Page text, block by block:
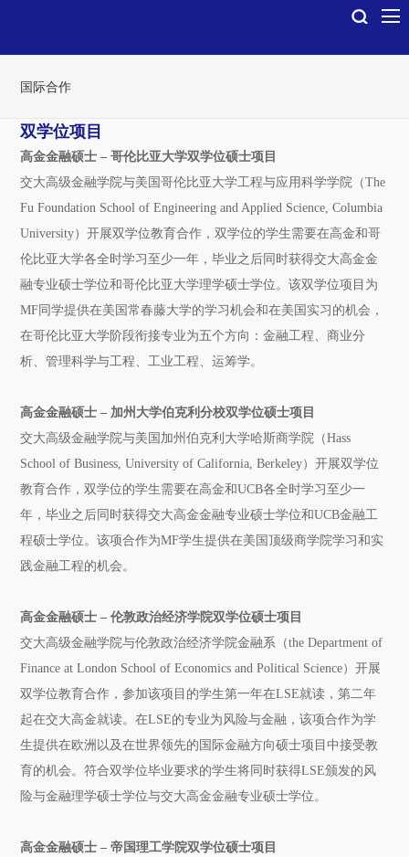
国际合作
双学位项目
高金金融硕士 ‒ 哥伦比亚大学双学位硕士项目
交大高级金融学院与美国哥伦比亚大学工程与应用科学学院（The
Fu Foundation School of Engineering and Applied Science, Columbia
University）开展双学位教育合作，双学位的学生需要在高金和哥
伦比亚大学各全时学习至少一年，毕业之后同时获得交大高金金
融专业硕士学位和哥伦比亚大学理学硕士学位。该双学位项目为
MF同学提供在美国常春藤大学的学习机会和在美国实习的机会，
在哥伦比亚大学阶段衔接专业为五个方向：金融工程、商业分
析、管理科学与工程、工业工程、运筹学。
高金金融硕士 ‒ 加州大学伯克利分校双学位硕士项目
交大高级金融学院与美国加州伯克利大学哈斯商学院（Hass
School of Business, University of California, Berkeley）开展双学位
教育合作，双学位的学生需要在高金和UCB各全时学习至少一
年，毕业之后同时获得交大高金金融专业硕士学位和UCB金融工
程硕士学位。该项合作为MF学生提供在美国顶级商学院学习和实
践金融工程的机会。
高金金融硕士 ‒ 伦敦政治经济学院双学位硕士项目
交大高级金融学院与伦敦政治经济学院金融系（the Department of
Finance at London School of Economics and Political Science）开展
双学位教育合作，参加该项目的学生第一年在LSE就读，第二年
起在交大高金就读。在LSE的专业为风险与金融，该项合作为学
生提供在欧洲以及在世界领先的国际金融方向硕士项目中接受教
育的机会。符合双学位毕业要求的学生将同时获得LSE颁发的风
险与金融理学硕士学位与交大高金金融专业硕士学位。
高金金融硕士 ‒ 帝国理工学院双学位硕士项目